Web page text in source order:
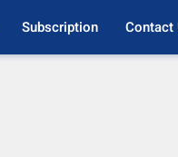
Subscription Contact